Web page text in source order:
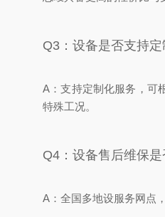
Q3：设备是否支持
A：支持定制化服务，可
特殊工况。
Q4：设备售后维保
A：全国多地设服务网点